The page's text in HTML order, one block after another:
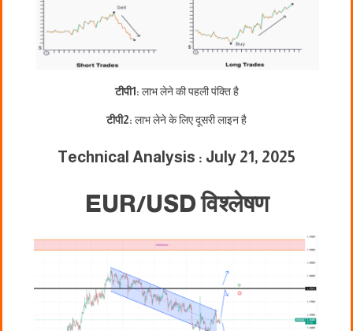
टीपी1: लाभ लेने की पहली पंक्ति है
टीपी2: लाभ लेने के लिए दूसरी लाइन है
Technical Analysis : July 21, 2025
EUR/USD विश्लेषण